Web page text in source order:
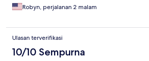
Robyn, perjalanan 2 malam
Ulasan terverifikasi
10/10 Sempurna